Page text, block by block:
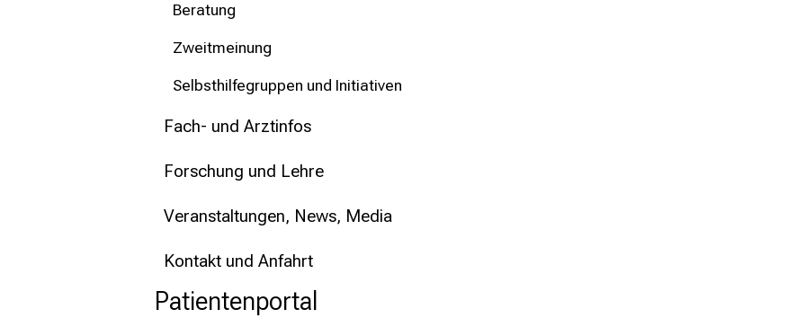
Beratung
Zweitmeinung
Selbsthilfegruppen und Initiativen
Fach- und Arztinfos
Forschung und Lehre
Veranstaltungen, News, Media
Kontakt und Anfahrt
Patientenportal